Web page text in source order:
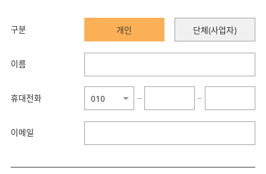
구분 개인 단체(사업자)
이름
휴대전화 − −
이메일